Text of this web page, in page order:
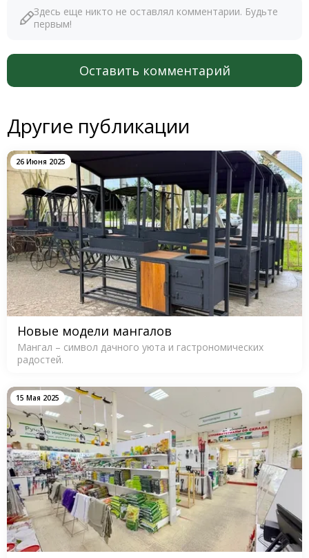
Здесь еще никто не оставлял комментарии. Будьте
первым!
Оставить комментарий
Другие публикации
26 Июня 2025
Новые модели мангалов
Мангал – символ дачного уюта и гастрономических
радостей.
15 Мая 2025